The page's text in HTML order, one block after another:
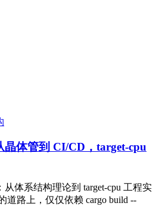
晶体管到 CI/CD，target-cpu
体系结构理论到 target-cpu 工程实
道路上，仅仅依赖 cargo build --